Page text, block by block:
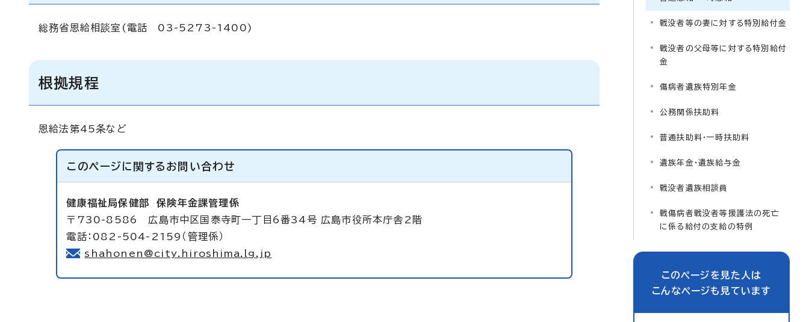
総務省恩給相談室(電話 03-5273-1400)
根拠規程
恩給法第45条など
このページに関する お問い合わせ
健康福祉局保健部保険年金課管理係
〒730-8586 広島市中区国泰寺町一丁目6番34号 広島市役所本庁舎2階
電話：082-504-2159（管理係）
shahonen@city.hiroshima.lg.jp
戦没者等の妻に対する特別給付金
戦没者の父母等に対する特別給付
金
傷病者遺族特別年金
公務関係扶助料
普通扶助料・一時扶助料
遺族年金・遺族給与金
戦没者遺族相談員
戦傷病者戦没者等援護法の死亡
に係る給付の支給の特例
このページを見た人は
こんなページも見ています